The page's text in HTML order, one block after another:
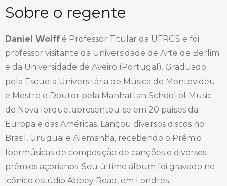
Sobre o regente
Daniel Wolff é Professor Titular da UFRGS e foi
professor visitante da Universidade de Arte de Berlim
e da Universidade de Aveiro (Portugal). Graduado
pela Escuela Universitária de Música de Montevidéu
e Mestre e Doutor pela Manhattan School of Music
de Nova Iorque, apresentou-se em 20 países da
Europa e das Américas. Lançou diversos discos no
Brasil, Uruguai e Alemanha, recebendo o Prêmio
Ibermúsicas de composição de canções e diversos
prêmios açorianos. Seu último álbum foi gravado no
icônico estúdio Abbey Road, em Londres.